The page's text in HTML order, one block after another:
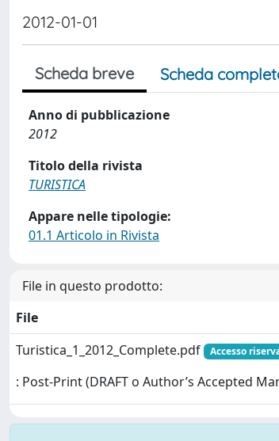
2012-01-01
Scheda breve Scheda
Anno di pubblicazione
2012
Titolo della rivista
TURISTICA
Appare nelle tipologie:
01.1 Articolo in Rivista
File in questo prodotto:
File
Turistica_1_2012_Complete.pdf
Accesso
: Post-Print (DRAFT o Author’s Accepted